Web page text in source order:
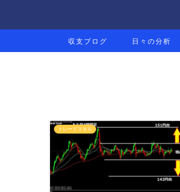
収支ブログ 日々の分析
トレードスキル